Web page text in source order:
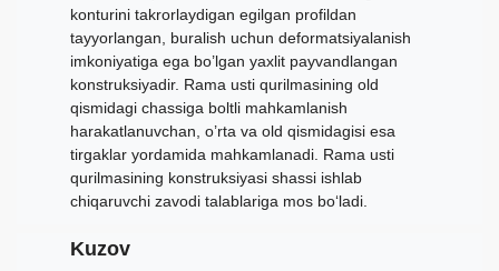
konturini takrorlaydigan egilgan profildan
tayyorlangan, buralish uchun deformatsiyalanish
imkoniyatiga ega bo’lgan yaxlit payvandlangan
konstruksiyadir. Rama usti qurilmasining old
qismidagi chassiga boltli mahkamlanish
harakatlanuvchan, o’rta va old qismidagisi esa
tirgaklar yordamida mahkamlanadi. Rama usti
qurilmasining konstruksiyasi shassi ishlab
chiqaruvchi zavodi talablariga mos bo‘ladi.
Kuzov